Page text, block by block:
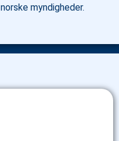
norske myndigheder.